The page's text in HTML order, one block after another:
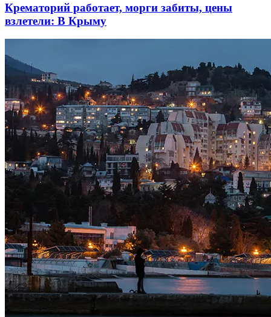
Крематорий работает, морги забиты, цены
взлетели: В Крыму